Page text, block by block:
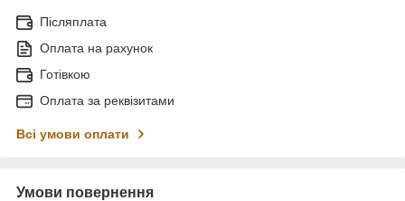
Післяплата
Оплата на рахунок
Готівкою
Оплата за реквізитами
Всі умови оплати
Умови повернення